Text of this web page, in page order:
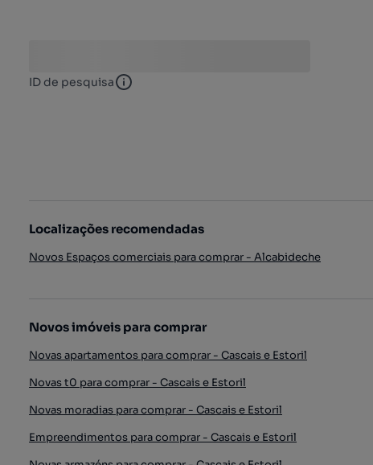
ID de pesquisa ID de pesquisa
Localizações recomendadas
Novos Espaços comerciais para comprar - Alcabideche
Novos imóveis para comprar
Novas apartamentos para comprar - Cascais e Estoril
Novas t0 para comprar - Cascais e Estoril
Novas moradias para comprar - Cascais e Estoril
Empreendimentos para comprar - Cascais e Estoril